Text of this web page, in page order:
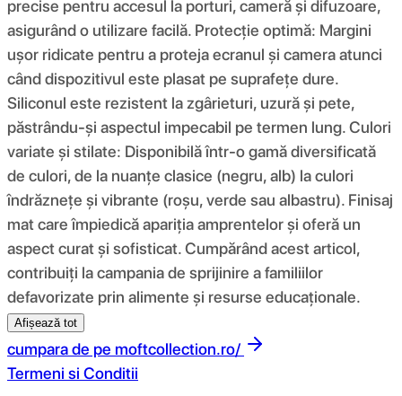
precise pentru accesul la porturi, cameră și difuzoare,
asigurând o utilizare facilă. Protecție optimă: Margini
ușor ridicate pentru a proteja ecranul și camera atunci
când dispozitivul este plasat pe suprafețe dure.
Siliconul este rezistent la zgârieturi, uzură și pete,
păstrându-și aspectul impecabil pe termen lung. Culori
variate și stilate: Disponibilă într-o gamă diversificată
de culori, de la nuanțe clasice (negru, alb) la culori
îndrăznețe și vibrante (roșu, verde sau albastru). Finisaj
mat care împiedică apariția amprentelor și oferă un
aspect curat și sofisticat. Cumpărând acest articol,
contribuiți la campania de sprijinire a familiilor
defavorizate prin alimente și resurse educaționale.
Afișează tot
cumpara de pe moftcollection.ro/
Termeni si Conditii